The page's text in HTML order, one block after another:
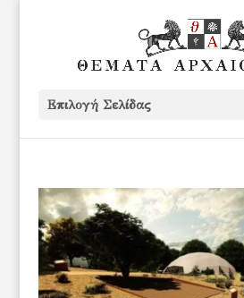
Επιλογή Σελίδας